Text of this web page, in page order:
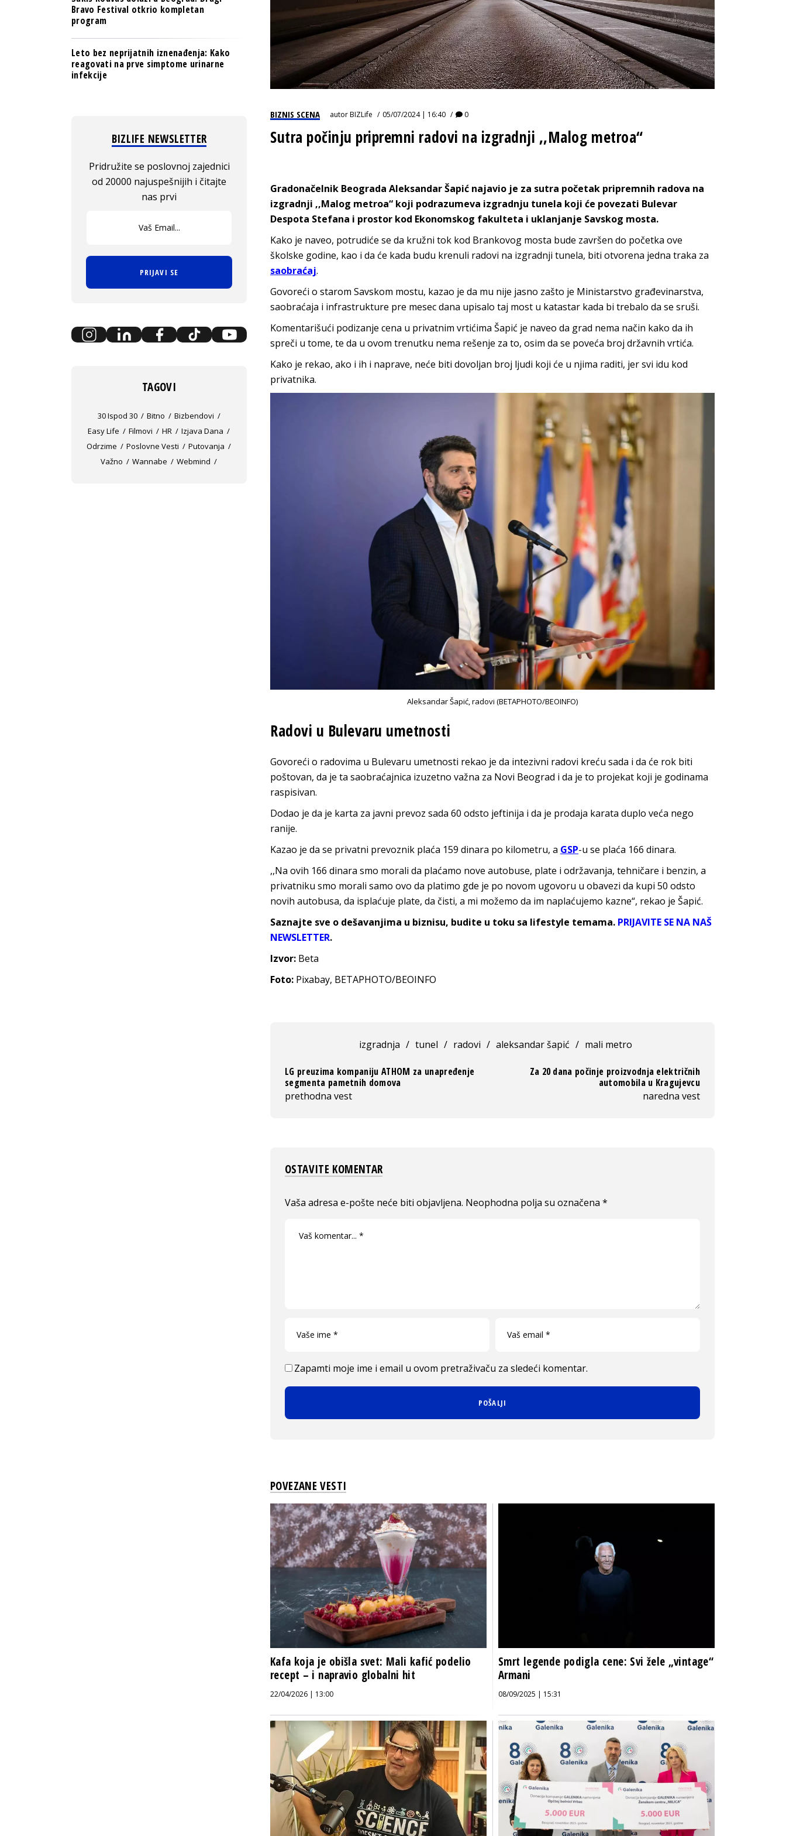
BIZNIS SCENA autorBIZLife 05/07/2024 | 16:40 0
Sutra počinju pripremni radovi na izgradnji ,,Malog metroa“
Gradonačelnik Beograda Aleksandar Šapić najavio je za sutra početak pripremnih radova na
izgradnji ,,Malog metroa“ koji podrazumeva izgradnju tunela koji će povezati Bulevar
Despota Stefana i prostor kod Ekonomskog fakulteta i uklanjanje Savskog mosta.
Kako je naveo, potrudiće se da kružni tok kod Brankovog mosta bude završen do početka ove
školske godine, kao i da će kada budu krenuli radovi na izgradnji tunela, biti otvorena jedna traka za
saobraćaj.
Govoreći o starom Savskom mostu, kazao je da mu nije jasno zašto je Ministarstvo građevinarstva,
saobraćaja i infrastrukture pre mesec dana upisalo taj most u katastar kada bi trebalo da se sruši.
Komentarišući podizanje cena u privatnim vrtićima Šapić je naveo da grad nema način kako da ih
spreči u tome, te da u ovom trenutku nema rešenje za to, osim da se poveća broj državnih vrtića.
Kako je rekao, ako i ih i naprave, neće biti dovoljan broj ljudi koji će u njima raditi, jer svi idu kod
privatnika.
Aleksandar Šapić, radovi (BETAPHOTO/BEOINFO)
Radovi u Bulevaru umetnosti
Govoreći o radovima u Bulevaru umetnosti rekao je da intezivni radovi kreću sada i da će rok biti
poštovan, da je ta saobraćajnica izuzetno važna za Novi Beograd i da je to projekat koji je godinama
raspisivan.
Dodao je da je karta za javni prevoz sada 60 odsto jeftinija i da je prodaja karata duplo veća nego
ranije.
Kazao je da se privatni prevoznik plaća 159 dinara po kilometru, a GSP-u se plaća 166 dinara.
,,Na ovih 166 dinara smo morali da plaćamo nove autobuse, plate i održavanja, tehničare i benzin, a
privatniku smo morali samo ovo da platimo gde je po novom ugovoru u obavezi da kupi 50 odsto
novih autobusa, da isplaćuje plate, da čisti, a mi možemo da im naplaćujemo kazne“, rekao je Šapić.
Saznajte sve o dešavanjima u biznisu, budite u toku sa lifestyle temama. PRIJAVITE SE NA NAŠ
NEWSLETTER.
Izvor: Beta
Foto: Pixabay, BETAPHOTO/BEOINFO
izgradnja / tunel / radovi / aleksandar šapić / mali metro
LG preuzima kompaniju ATHOM za unapređenje
segmenta pametnih domova
prethodna vest
Za 20 dana počinje proizvodnja električnih
automobila u Kragujevcu
naredna vest
OSTAVITE KOMENTAR
Vaša adresa e-pošte neće biti objavljena. Neophodna polja su označena *
Zapamti moje ime i email u ovom pretraživaču za sledeći komentar.
POVEZANE VESTI
Kafa koja je obišla svet: Mali kafić podelio
recept – i napravio globalni hit
22/04/2026 | 13:00
Smrt legende podigla cene: Svi žele „vintage“
Armani
08/09/2025 | 15:31
Bravo Festival otkrio kompletan
program
Leto bez neprijatnih iznenađenja: Kako
reagovati na prve simptome urinarne
infekcije
BIZLIFE NEWSLETTER
Pridružite se poslovnoj zajednici
od 20000 najuspešnijih i čitajte
nas prvi
PRIJAVI SE
TAGOVI
30 Ispod 30 Bitno
Bizbendovi
Easy Life
Filmovi HR
Izjava Dana
Odrzime
Poslovne Vesti
Putovanja
Važno
Wannabe Webmind